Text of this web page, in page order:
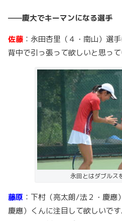
——慶大でキーマンになる選手
佐藤 ：永田杏里（４・南山）選
背中で引っ張って欲しいと思って
永田とはダブルス
藤原 ：下村（亮太朗/法２・慶應
慶應）くんに注目して欲しいで